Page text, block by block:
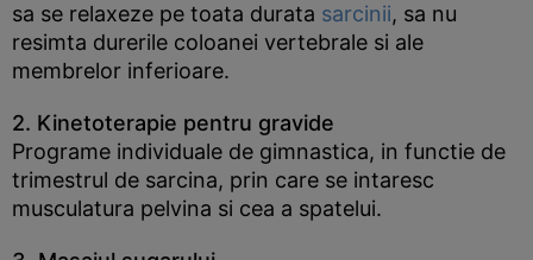
sa se relaxeze pe toata durata sarcinii, sa nu
resimta durerile coloanei vertebrale si ale
membrelor inferioare.
2. Kinetoterapie pentru gravide
Programe individuale de gimnastica, in functie de
trimestrul de sarcina, prin care se intaresc
musculatura pelvina si cea a spatelui.